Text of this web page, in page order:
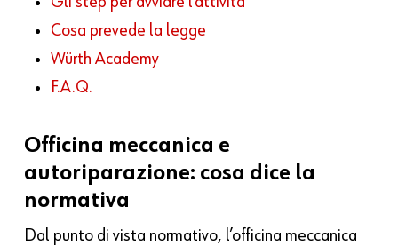
Cosa prevede la legge
Würth Academy
F.A.Q.
Officina meccanica e
autoriparazione: cosa dice la
normativa
Dal punto di vista normativo, l’officina meccanica